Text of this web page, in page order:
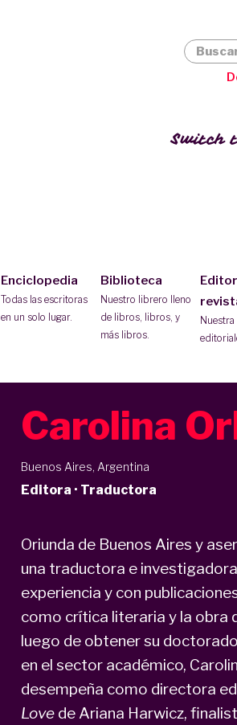
Switch
Enciclopedia
Todas las escritoras
en un solo lugar.
Biblioteca
Nuestro librero lleno
de libros, libros, y
más libros.
Carolina
Buenos Aires, Argentina
Editora · Traductora
Oriunda de Buenos Aires y
una traductora e
experiencia y con
como crítica literaria y la obra
luego de obtener su
en el sector académico,
desempeña como directora
Lovede Ariana Harwicz,